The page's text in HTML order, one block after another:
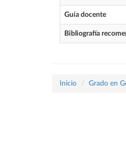
Guía docente
Bibliografía
Inicio Grado en